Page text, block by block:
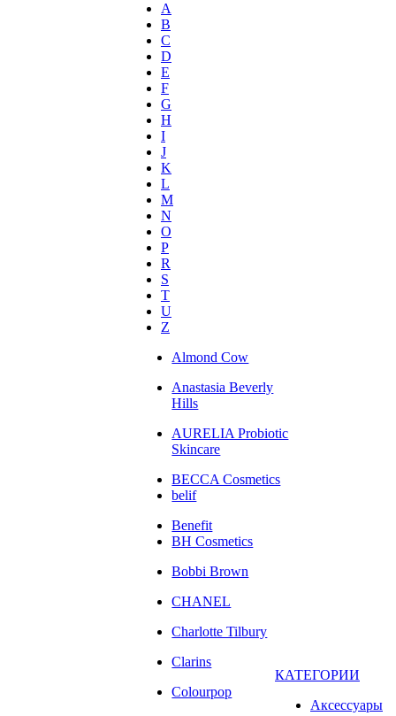
A
B
C
D
E
F
G
H
I
J
K
L
M
N
O
P
R
S
T
U
Z
Almond Cow
Anastasia Beverly
Hills
AURELIA Probiotic
Skincare
BECCA Cosmetics
belif
Benefit
BH Cosmetics
Bobbi Brown
CHANEL
Charlotte Tilbury
Clarins
Colourpop
КАТЕГОРИИ
Аксессуары